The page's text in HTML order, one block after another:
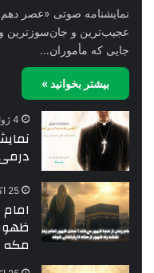
نمایشنامه صوتی «عصر
عجیب‌ترین و جان‌سوزترین
جایی که مأموران…
بیشتر بخوانید »
4 ژوئن, 2026
25 اکتبر, 2025
مکه